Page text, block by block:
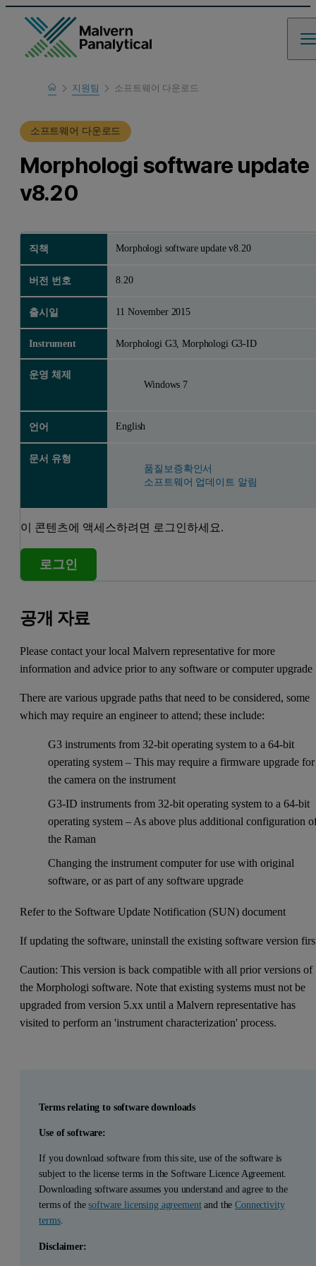
Home지원팀
제품 지원
소프트웨어 다운로드
소프트웨어 다운로드
Morphologi software update
v8.20
직책 Morphologi software update v8.20
버전 번호 8.20
출시일 11 November 2015
Instrument Morphologi G3, Morphologi G3-ID
운영 체제
Windows 7
언어 English
문서 유형
품질보증확인서
소프트웨어 업데이트 알림
이 콘텐츠에 액세스하려면 로그인하세요.
로그인
공개 자료
Please contact your local Malvern representative for more
information and advice prior to any software or computer upgrade
There are various upgrade paths that need to be considered, some
which may require an engineer to attend; these include:
G3 instruments from 32-bit operating system to a 64-bit
operating system – This may require a firmware upgrade for
the camera on the instrument
G3-ID instruments from 32-bit operating system to a 64-bit
operating system – As above plus additional configuration
the Raman
Changing the instrument computer for use with original
software, or as part of any software upgrade
Refer to the Software Update Notification (SUN) document
If updating the software, uninstall the existing software version
Caution: This version is back compatible with all prior versions of
the Morphologi software. Note that existing systems must not be
upgraded from version 5.xx until a Malvern representative has
visited to perform an 'instrument characterization' process.
Terms relating to software downloads
Use of software:
If you download software from this site, use of the software is
subject to the license terms in the Software Licence Agreement.
Downloading software assumes you understand and agree to the
terms of thesoftware licensing agreementand theConnectivity
terms.
Disclaimer: